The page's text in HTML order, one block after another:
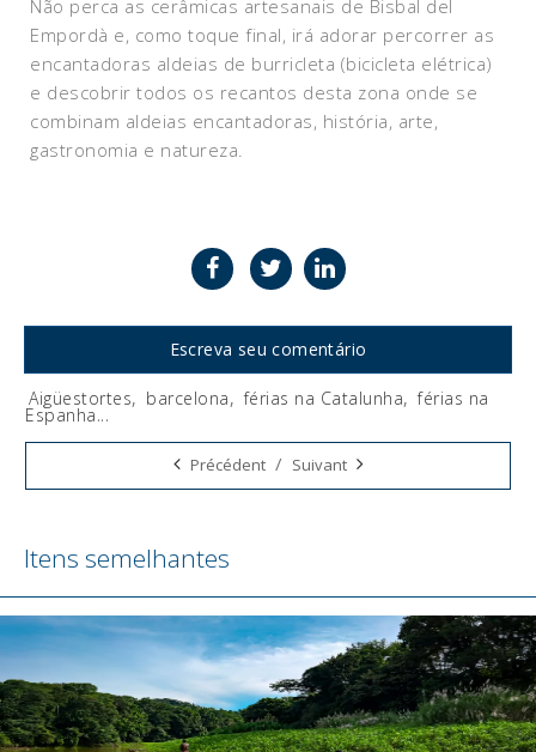
Não perca as cerâmicas artesanais de Bisbal del
Empordà e, como toque final, irá adorar percorrer as
encantadoras aldeias de burricleta (bicicleta elétrica)
e descobrir todos os recantos desta zona onde se
combinam aldeias encantadoras, história, arte,
gastronomia e natureza.
Escreva seu comentário
Tags:
Aigüestortes, barcelona, férias na Catalunha, férias na
Espanha...
Précédent / Suivant
Itens semelhantes